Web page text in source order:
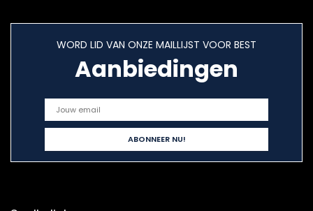
WORD LID VAN ONZE MAILLIJST VOOR BEST
Aanbiedingen